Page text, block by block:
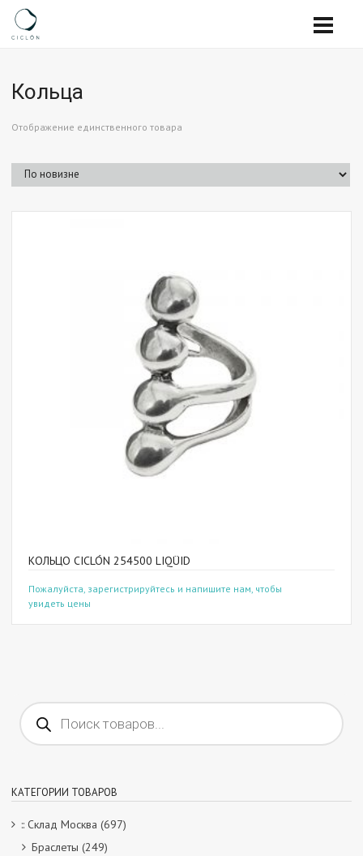
Кольца
Отображение единственного товара
КОЛЬЦО CICLÓN 254500 LIQÜID
Пожалуйста, зарегистрируйтесь и напишите нам, чтобы
увидеть цены
Поиск
товаров
КАТЕГОРИИ ТОВАРОВ
:: Склад Москва (697)
Браслеты (249)